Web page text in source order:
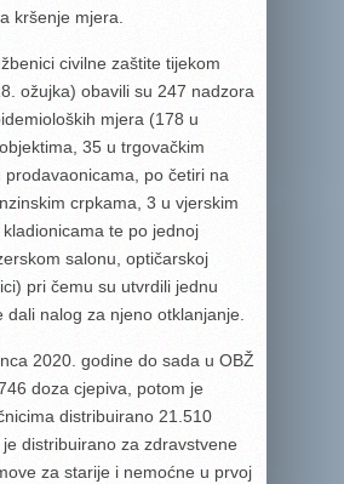
kršenje mjera.
civilne zaštite tijekom
ožujka) obavili su 247 nadzora
mjera (178 u
35 u trgovačkim
po četiri na
crpkama, 3 u vjerskim
te po jednoj
salonu, optičarskoj
pri čemu su utvrdili jednu
dali nalog za njeno otklanjanje.
2020. godine do sada u OBŽ
doza cjepiva, potom je
distribuirano 21.510
distribuirano za zdravstvene
za starije i nemoćne u prvoj